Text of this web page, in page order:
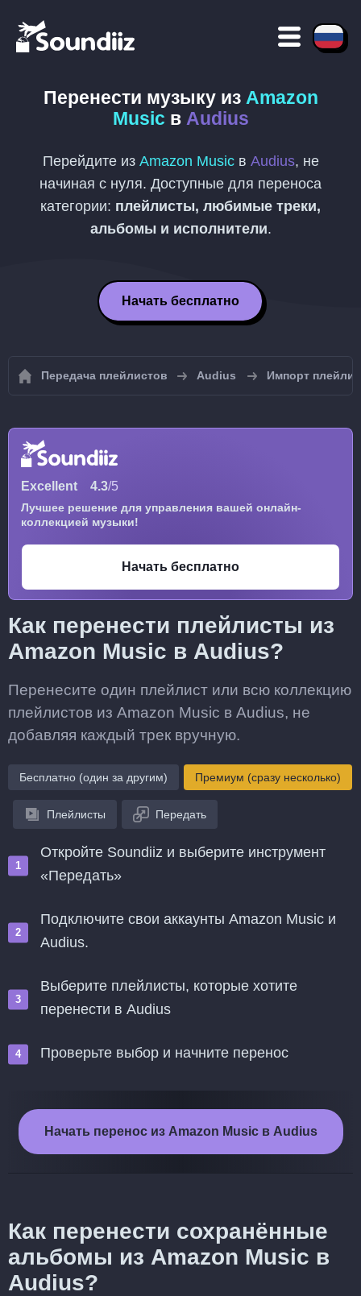
Перенести музыку из Amazon
Music в Audius
Перейдите из Amazon Musicв Audius, не
начиная с нуля. Доступные для переноса
категории: плейлисты, любимые треки,
альбомы и исполнители.
Начать бесплатно
Передача плейлистов Audius Импорт
Excellent 4.3/5
Лучшее решение для управления вашей онлайн-
коллекцией музыки!
Начать бесплатно
Как перенести плейлисты из
Amazon Music в Audius?
Перенесите один плейлист или всю коллекцию
плейлистов из Amazon Music в Audius, не
добавляя каждый трек вручную.
Бесплатно (один за другим) Премиум (сразу несколько)
Плейлисты Передать
Откройте Soundiiz и выберите инструмент
«Передать»
Подключите свои аккаунты Amazon Music и
Audius.
Выберите плейлисты, которые хотите
перенести в Audius
Проверьте выбор и начните перенос
Начать перенос из Amazon Music в Audius
Как перенести сохранённые
альбомы из Amazon Music в
Audius?